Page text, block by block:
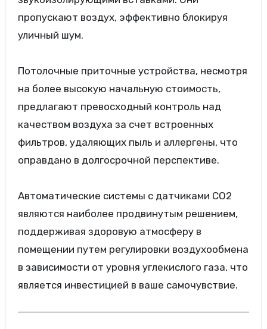
пропускают воздух, эффективно блокируя
уличный шум.
Потолочные приточные устройства, несмотря
на более высокую начальную стоимость,
предлагают превосходный контроль над
качеством воздуха за счет встроенных
фильтров, удаляющих пыль и аллергены, что
оправдано в долгосрочной перспективе.
Автоматические системы с датчиками CO2
являются наиболее продвинутым решением,
поддерживая здоровую атмосферу в
помещении путем регулировки воздухообмена
в зависимости от уровня углекислого газа, что
является инвестицией в ваше самочувствие.